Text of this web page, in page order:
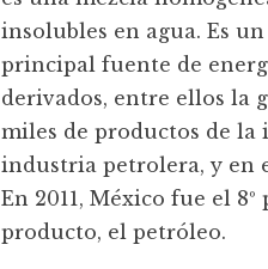
insolubles en agua. Es
principal fuente de
derivados, entre ellos la
miles de productos de la
industria petrolera, y en
En 2011, México fue el
producto, el petróleo.